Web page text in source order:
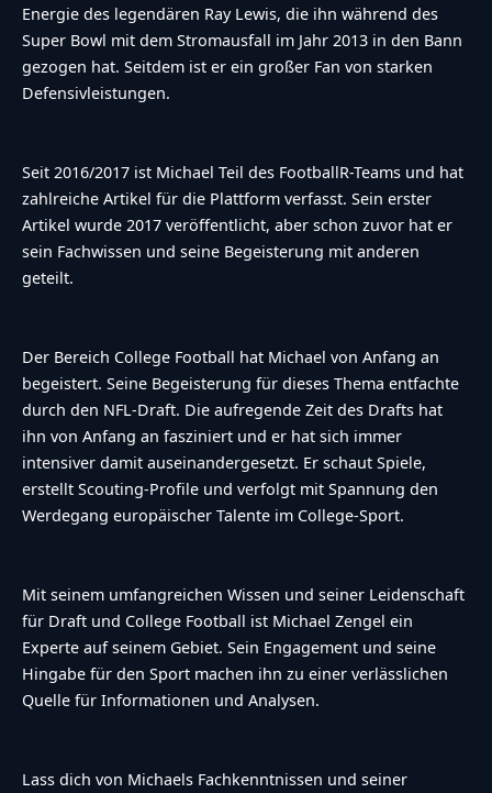
Energie des legendären Ray Lewis, die ihn während des
Super Bowl mit dem Stromausfall im Jahr 2013 in den Bann
gezogen hat. Seitdem ist er ein großer Fan von starken
Defensivleistungen.
Seit 2016/2017 ist Michael Teil des FootballR-Teams und hat
zahlreiche Artikel für die Plattform verfasst. Sein erster
Artikel wurde 2017 veröffentlicht, aber schon zuvor hat er
sein Fachwissen und seine Begeisterung mit anderen
geteilt.
Der Bereich College Football hat Michael von Anfang an
begeistert. Seine Begeisterung für dieses Thema entfachte
durch den NFL-Draft. Die aufregende Zeit des Drafts hat
ihn von Anfang an fasziniert und er hat sich immer
intensiver damit auseinandergesetzt. Er schaut Spiele,
erstellt Scouting-Profile und verfolgt mit Spannung den
Werdegang europäischer Talente im College-Sport.
Mit seinem umfangreichen Wissen und seiner Leidenschaft
für Draft und College Football ist Michael Zengel ein
Experte auf seinem Gebiet. Sein Engagement und seine
Hingabe für den Sport machen ihn zu einer verlässlichen
Quelle für Informationen und Analysen.
Lass dich von Michaels Fachkenntnissen und seiner